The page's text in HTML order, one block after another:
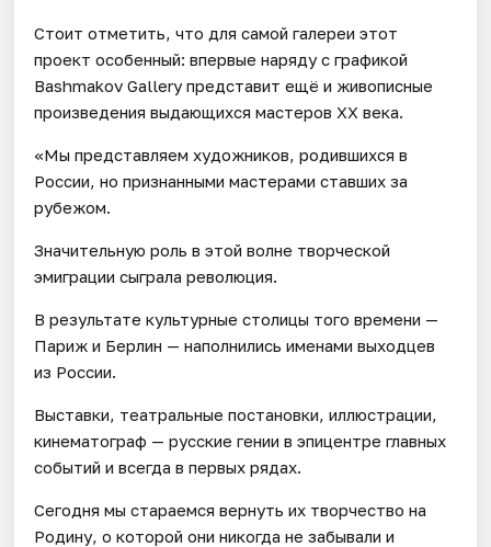
Стоит отметить, что для самой галереи этот
проект особенный: впервые наряду с графикой
Bashmakov Gallery представит ещё и живописные
произведения выдающихся мастеров ХХ века.
«Мы представляем художников, родившихся в
России, но признанными мастерами ставших за
рубежом.
Значительную роль в этой волне творческой
эмиграции сыграла революция.
В результате культурные столицы того времени —
Париж и Берлин — наполнились именами выходцев
из России.
Выставки, театральные постановки, иллюстрации,
кинематограф — русские гении в эпицентре главных
событий и всегда в первых рядах.
Сегодня мы стараемся вернуть их творчество на
Родину, о которой они никогда не забывали и